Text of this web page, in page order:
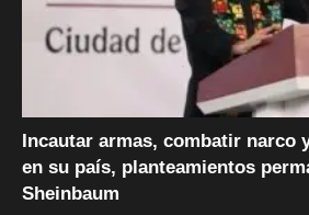
Incautar armas, combatir narco
en su país, planteamientos
Sheinbaum